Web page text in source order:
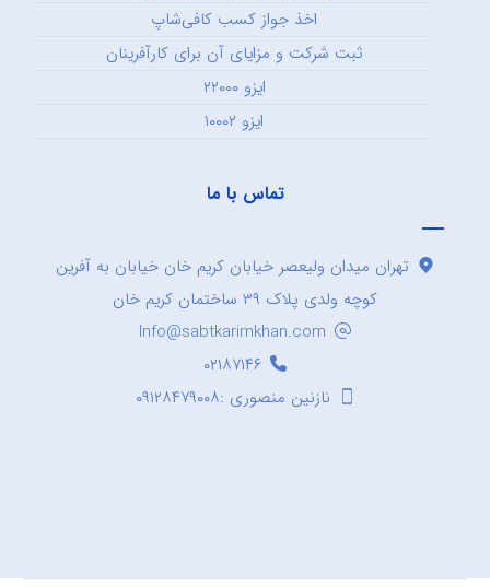
اخذ جواز کسب کافی‌شاپ
ثبت شرکت و مزایای آن برای کارآفرینان
ایزو ۲۲۰۰۰
ایزو ۱۰۰۰۲
تماس با ما
تهران میدان ولیعصر خیابان کریم خان خیابان به آفرین
کوچه ولدی پلاک ۳۹ ساختمان کریم خان
Info@sabtkarimkhan.com
۰۲۱۸۷۱۴۶
نازنین منصوری :۰۹۱۲۸۴۷۹۰۰۸